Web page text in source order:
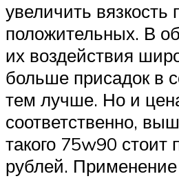
увеличить вязкость
положительных. В
их воздействия
больше присадок в
тем лучше. Но и
соответственно,
такого 75w90 стоит
рублей. Применение